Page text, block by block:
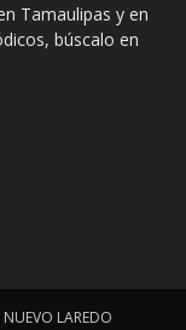
Tamaulipas y en
búscalo en
NUEVO LAREDO